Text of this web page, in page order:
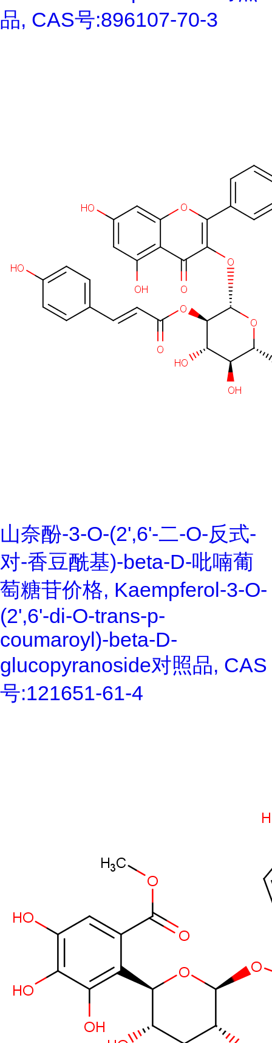
品, CAS号:896107-70-3
山奈酚-3-O-(2',6'-二-O-反式-
对-香豆酰基)-beta-D-吡喃葡
萄糖苷价格, Kaempferol-3-O-
(2',6'-di-O-trans-p-
coumaroyl)-beta-D-
glucopyranoside对照品, CAS
号:121651-61-4